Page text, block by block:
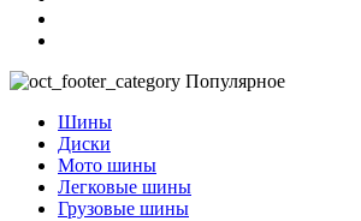
Популярное
Шины
Диски
Мото шины
Легковые шины
Грузовые шины